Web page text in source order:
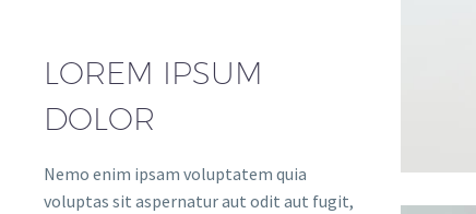
LOREM IPSUM
DOLOR
Nemo enim ipsam voluptatem quia
voluptas sit aspernatur aut odit aut fugit,